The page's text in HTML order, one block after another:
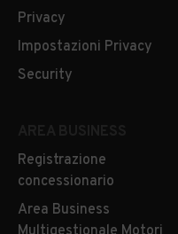
Privacy
Impostazioni Privacy
Security
Registrazione
concessionario
Area Business